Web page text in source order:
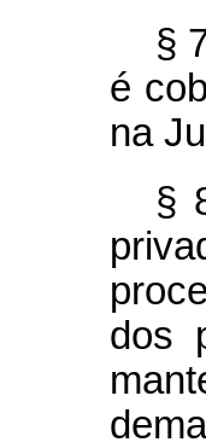
§
é
na
§
dos